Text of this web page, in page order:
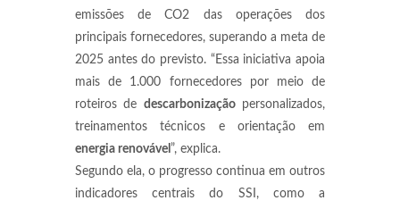
emissões de CO2 das operações dos
principais fornecedores, superando a meta de
2025 antes do previsto. “Essa iniciativa apoia
mais de 1.000 fornecedores por meio de
roteiros de descarbonizaçãopersonalizados,
treinamentos técnicos e orientação em
energia renovável ”, explica.
Segundo ela, o progresso continua em outros
indicadores centrais do SSI, como a